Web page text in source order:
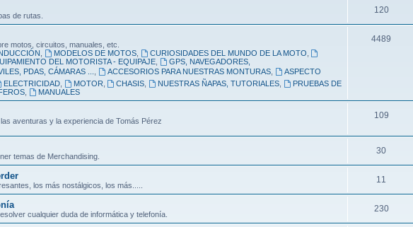
de rutas.
120
motos, circuitos, manuales, etc.
MODELOS DE MOTOS, CURIOSIDADES DEL MUNDO DE LA MOTO
DEL MOTORISTA - EQUIPAJE,
GPS, NAVEGADORES,
PDAS, CÁMARAS ...
ACCESORIOS PARA NUESTRAS MONTURAS,
ASPECTO
ELECTRICIDAD, MOTOR CHASIS NUESTRAS ÑAPAS, TUTORIALES
PRUEBAS DE
MANUALES
4489
aventuras y la experiencia de Tomás Pérez
109
temas de Merchandising.
30
los más nostálgicos, los más.....
11
cualquier duda de informática y telefonía.
230